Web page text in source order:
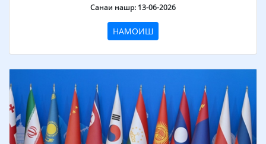
Санаи нашр: 13-06-2026
НАМОИШ